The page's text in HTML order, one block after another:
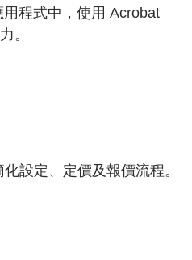
程式中，使用 Acrobat
。
設定、定價及報價流程。